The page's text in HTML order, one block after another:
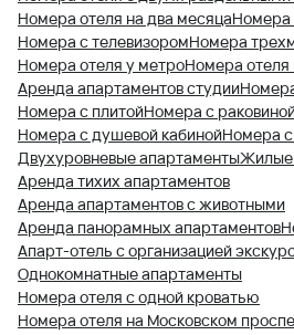
Номера отеля на два месяцаНомера
Номера с телевизоромНомера
Номера отеля у метроНомера отеля
Аренда апартаментов студии
Номера с плитойНомера с
Номера с душевой кабинойНомера
Двухуровневые апартаментыЖилые
Аренда тихих апартаментов
Аренда апартаментов с животными
Аренда панорамных апартаментов
Апарт-отель с организацией
Однокомнатные апартаменты
Номера отеля с одной кроватью
Номера отеля на Московском